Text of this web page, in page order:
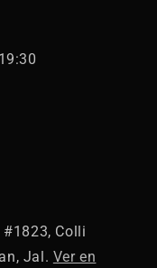
#1823, Colli
Jal. Ver en